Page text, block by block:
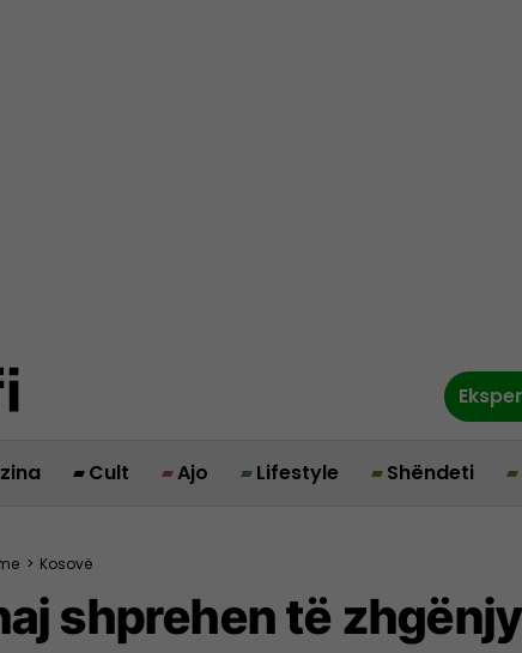
Cult Ajo Lifestyle Shëndeti
> Kosovë
shprehen të